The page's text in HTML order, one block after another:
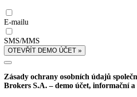
E-mailu
SMS/MMS
OTEVŘÍT DEMO ÚČET »
Zásady ochrany osobních údajů
Brokers S.A. – demo účet, informační a